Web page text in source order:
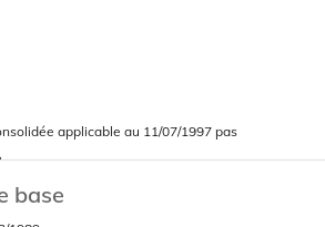
applicable au 11/07/1997 pas
base